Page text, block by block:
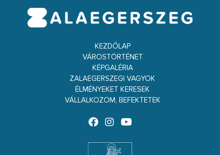
KEZDŐLAP
VÁROSTÖRTÉNET
KÉPGALÉRIA
ZALAEGERSZEGI VAGYOK
ÉLMÉNYEKET KERESEK
VÁLLALKOZOM, BEFEKTETEK